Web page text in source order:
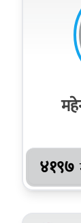
४१९७